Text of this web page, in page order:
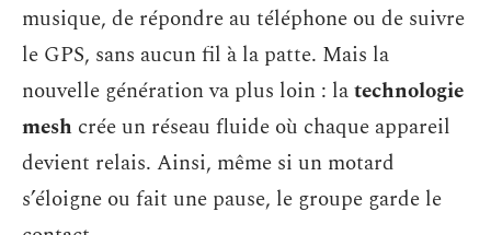
musique, de répondre au téléphone ou de suivre
le GPS, sans aucun fil à la patte. Mais la
nouvelle génération va plus loin : latechnologie
mesh crée un réseau fluide où chaque appareil
devient relais. Ainsi, même si un motard
s’éloigne ou fait une pause, le groupe garde le